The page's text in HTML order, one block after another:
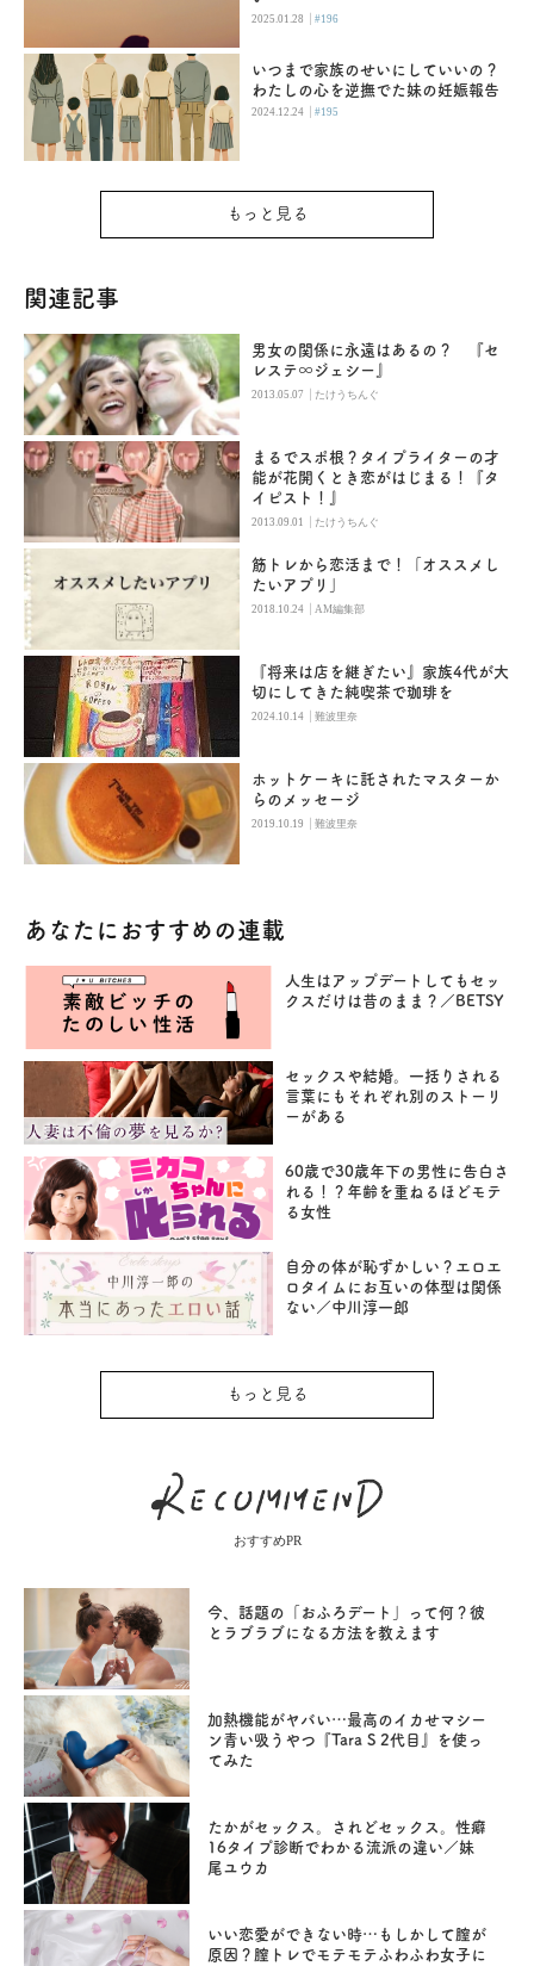
2025.01.28 |#196
いつまで家族のせいにしていいの？
わたしの心を逆撫でた妹の妊娠報告
2024.12.24 |#195
もっと見る
関連記事
男女の関係に永遠はあるの？ 『セ
レステ∞ジェシー』
2013.05.07 | たけうちんぐ
まるでスポ根？タイプライターの才
能が花開くとき恋がはじまる！『タ
イピスト！』
2013.09.01 | たけうちんぐ
筋トレから恋活まで！「オススメし
たいアプリ」
2018.10.24 |AM編集部
『将来は店を継ぎたい』家族4代が大
切にしてきた純喫茶で珈琲を
2024.10.14 |難波里奈
ホットケーキに託されたマスターか
らのメッセージ
2019.10.19 |難波里奈
あなたにおすすめの連載
人生はアップデートしてもセッ
クスだけは昔のまま？／BETSY
セックスや結婚。一括りされる
言葉にもそれぞれ別のストーリ
ーがある
60歳で30歳年下の男性に告白さ
れる！？年齢を重ねるほどモテ
る女性
自分の体が恥ずかしい？エロエ
ロタイムにお互いの体型は関係
ない／中川淳一郎
もっと見る
おすすめPR
今、話題の「おふろデート」って何？彼
とラブラブになる方法を教えます
加熱機能がヤバい…最高のイカせマシー
ン青い吸うやつ『Tara S 2代目』を使っ
てみた
たかがセックス。されどセックス。性癖
16タイプ診断でわかる流派の違い／妹
尾ユウカ
いい恋愛ができない時…もしかして膣が
原因？膣トレでモテモテふわふわ女子に